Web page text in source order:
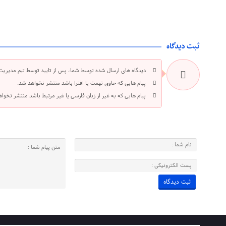
ثبت دیدگاه
دیدگاه های ارسال شده توسط شما، پس از تایید توسط تیم
پیام هایی که حاوی تهمت یا افترا باشد منتشر نخواهد شد.
پیام هایی که به غیر از زبان فارسی یا غیر مرتبط باشد منتشر